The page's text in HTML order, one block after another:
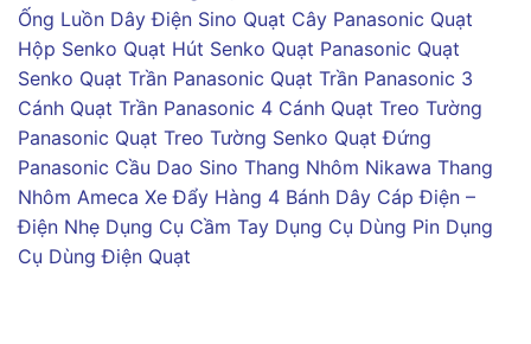
Ống Luồn Dây Điện Sino Quạt Cây Panasonic Quạt
Hộp Senko Quạt Hút Senko Quạt Panasonic Quạt
Senko Quạt Trần Panasonic Quạt Trần Panasonic 3
Cánh Quạt Trần Panasonic 4 Cánh Quạt Treo Tường
Panasonic Quạt Treo Tường Senko Quạt Đứng
Panasonic Cầu Dao Sino Thang Nhôm Nikawa Thang
Nhôm Ameca Xe Đẩy Hàng 4 Bánh Dây Cáp Điện –
Điện Nhẹ Dụng Cụ Cầm Tay Dụng Cụ Dùng Pin Dụng
Cụ Dùng Điện Quạt